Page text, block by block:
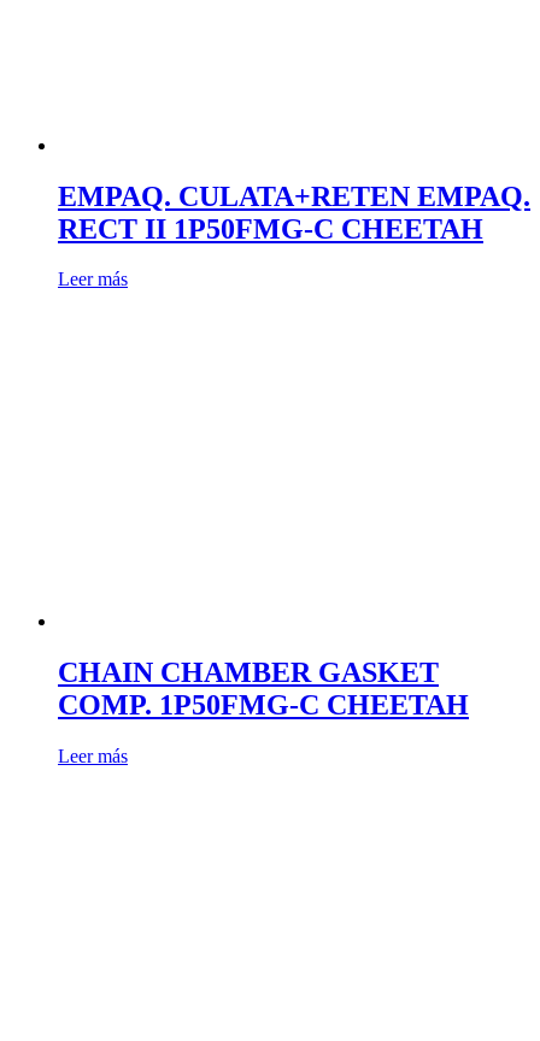
EMPAQ. CULATA+RETEN EMPAQ.
RECT II 1P50FMG-C CHEETAH
Leer más
CHAIN CHAMBER GASKET
COMP. 1P50FMG-C CHEETAH
Leer más